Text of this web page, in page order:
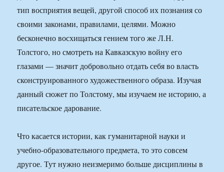
тип восприятия вещей, другой способ их познания со
своими законами, правилами, целями. Можно
бесконечно восхищаться гением того же Л.Н.
Толстого, но смотреть на Кавказскую войну его
глазами — значит добровольно отдать себя во власть
сконструированного художественного образа. Изучая
данный сюжет по Толстому, мы изучаем не историю, а
писательское дарование.
Что касается истории, как гуманитарной науки и
учебно-образовательного предмета, то это совсем
другое. Тут нужно неизмеримо больше дисциплины в